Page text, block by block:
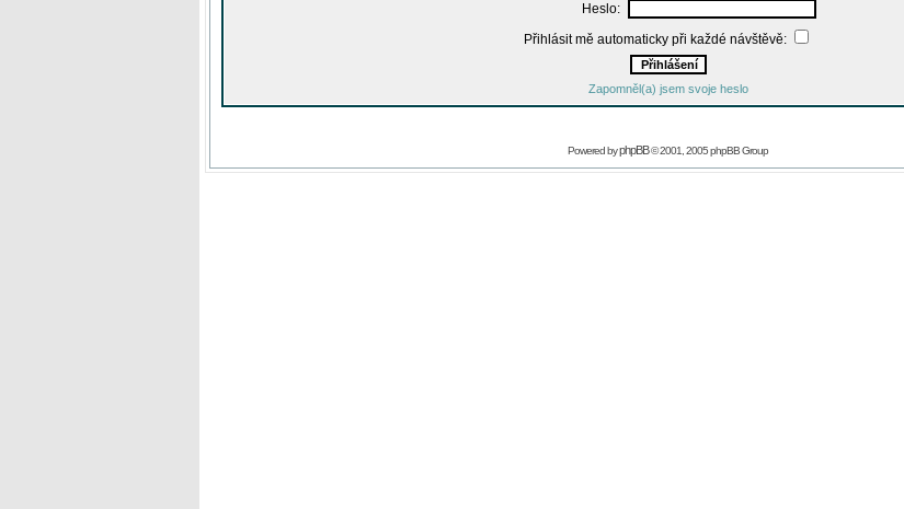
Heslo:
Přihlásit mě automaticky při každé návštěvě:
Zapomněl(a) jsem svoje heslo
Powered byphpBB© 2001, 2005 phpBB Group